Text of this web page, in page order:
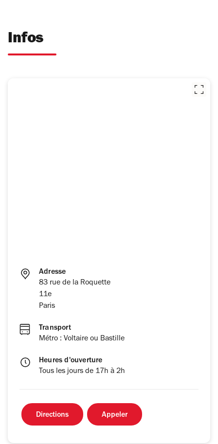
Infos
Adresse
83 rue de la Roquette
11e
Paris
Transport
Métro : Voltaire ou Bastille
Heures d'ouverture
Tous les jours de 17h à 2h
Directions Appeler